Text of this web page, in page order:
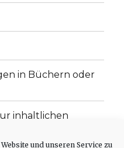
und unseren Service zu
in Büchern oder
inhaltlichen